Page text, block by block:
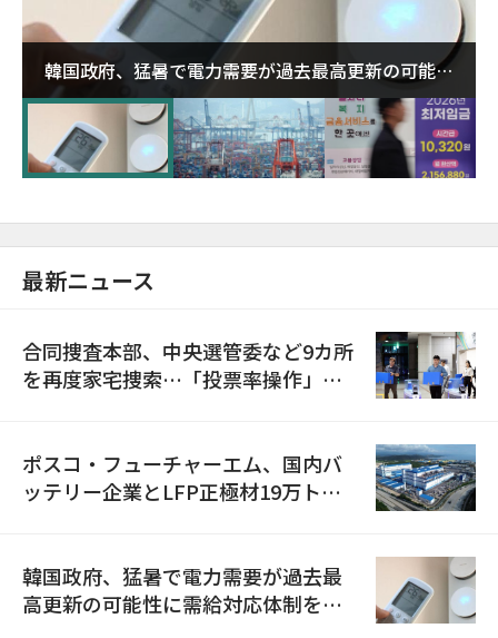
韓国政府、猛暑で電力需要が過去最高更新の可能性
に需給対応体制を点検
最新ニュース
合同捜査本部、中央選管委など9カ所
を再度家宅捜索…「投票率操作」の
ポスコ・フューチャーエム、国内バ
ッテリー企業とLFP正極材19万トン
韓国政府、猛暑で電力需要が過去最
高更新の可能性に需給対応体制を点